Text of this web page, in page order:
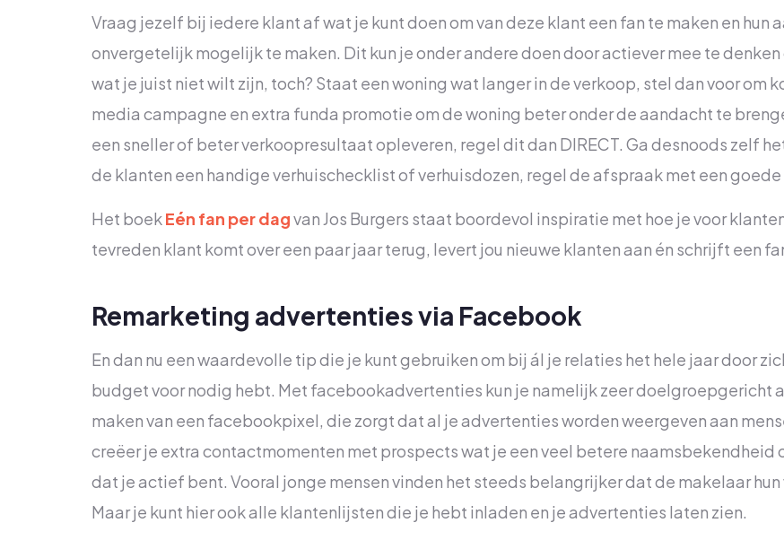
Vraag jezelf bij iedere klant af wat je kunt doen om van deze klant een fan te maken en hun
onvergetelijk mogelijk te maken. Dit kun je onder andere doen door actiever mee te
wat je juist niet wilt zijn, toch? Staat een woning wat langer in de verkoop, stel dan voor om
media campagne en extra funda promotie om de woning beter onder de aandacht te
een sneller of beter verkoopresultaat opleveren, regel dit dan DIRECT. Ga desnoods zelf
de klanten een handige verhuischecklist of verhuisdozen, regel de afspraak met een goede
Het boekEén fan per dagvan Jos Burgers staat boordevol inspiratie met hoe je voor
tevreden klant komt over een paar jaar terug, levert jou nieuwe klanten aan én schrijft een
Remarketing advertenties via Facebook
En dan nu een waardevolle tip die je kunt gebruiken om bij ál je relaties het hele jaar door
budget voor nodig hebt. Met facebookadvertenties kun je namelijk zeer doelgroepgericht
maken van een facebookpixel, die zorgt dat al je advertenties worden weergeven aan
creëer je extra contactmomenten met prospects wat je een veel betere
dat je actief bent. Vooral jonge mensen vinden het steeds belangrijker dat de makelaar
Maar je kunt hier ook alle klantenlijsten die je hebt inladen en je advertenties laten zien.